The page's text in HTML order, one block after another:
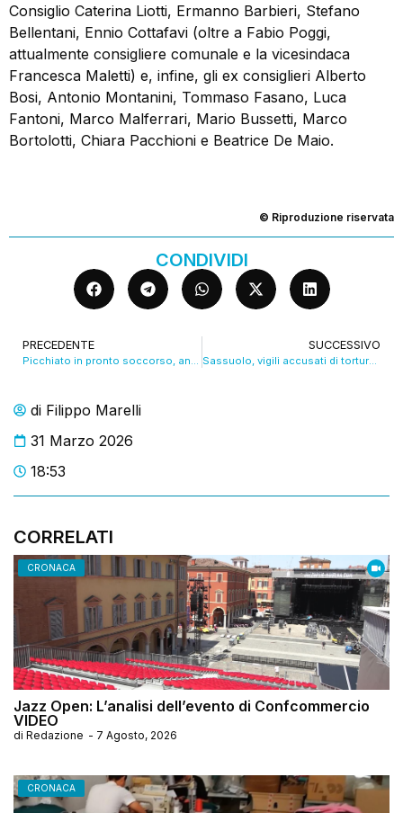
di Filippo Marelli
31 Marzo 2026
18:53
CORRELATI
CRONACA
Jazz Open: L’analisi dell’evento di Confcommercio
VIDEO
di Redazione - 7 Agosto, 2026
CRONACA
Consiglio Caterina Liotti, Ermanno Barbieri, Stefano
Bellentani, Ennio Cottafavi (oltre a Fabio Poggi,
attualmente consigliere comunale e la vicesindaca
Francesca Maletti) e, infine, gli ex consiglieri Alberto
Bosi, Antonio Montanini, Tommaso Fasano, Luca
Fantoni, Marco Malferrari, Mario Bussetti, Marco
Bortolotti, Chiara Pacchioni e Beatrice De Maio.
© Riproduzione riservata
CONDIVIDI
PRECEDENTE
Picchiato in pronto soccorso, ancora un infermiere aggredito
SUCCESSIVO
Sassuolo, vigili accusati di tortura: appello anche per i due agenti assolti